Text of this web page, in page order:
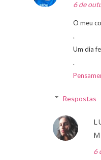
6 de
O meu
.
Um dia
.
Respostas
6